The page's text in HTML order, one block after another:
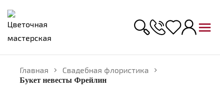
Главная Свадебная флористика
Букет невесты Фрейлин